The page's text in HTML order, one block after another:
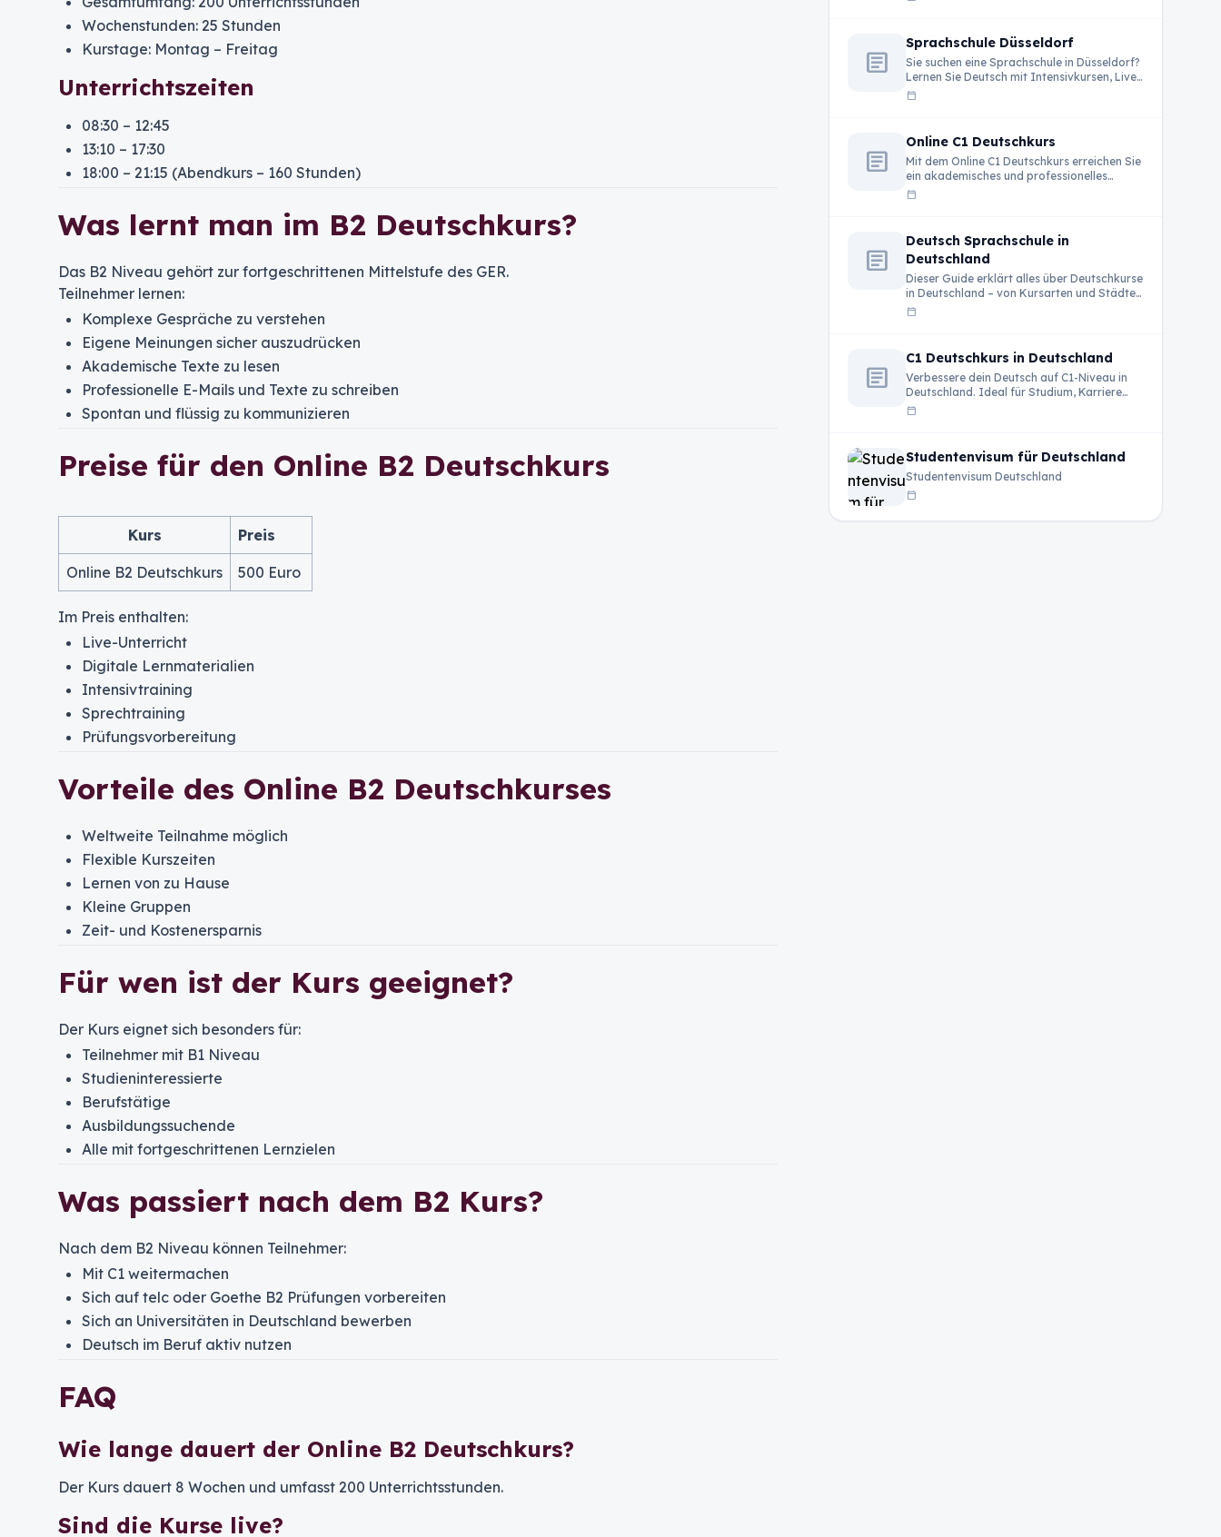
Wochenstunden: 25 Stunden
Kurstage: Montag – Freitag
Unterrichtszeiten
08:30 – 12:45
13:10 – 17:30
18:00 – 21:15 (Abendkurs – 160 Stunden)
Was lernt man im B2 Deutschkurs?
Das B2 Niveau gehört zur fortgeschrittenen Mittelstufe des GER.
Teilnehmer lernen:
Komplexe Gespräche zu verstehen
Eigene Meinungen sicher auszudrücken
Akademische Texte zu lesen
Professionelle E-Mails und Texte zu schreiben
Spontan und flüssig zu kommunizieren
Preise für den Online B2 Deutschkurs
Kurs Preis
Online B2 Deutschkurs 500 Euro
Im Preis enthalten:
Live-Unterricht
Digitale Lernmaterialien
Intensivtraining
Sprechtraining
Prüfungsvorbereitung
Vorteile des Online B2 Deutschkurses
Weltweite Teilnahme möglich
Flexible Kurszeiten
Lernen von zu Hause
Kleine Gruppen
Zeit- und Kostenersparnis
Für wen ist der Kurs geeignet?
Der Kurs eignet sich besonders für:
Teilnehmer mit B1 Niveau
Studieninteressierte
Berufstätige
Ausbildungssuchende
Alle mit fortgeschrittenen Lernzielen
Was passiert nach dem B2 Kurs?
Nach dem B2 Niveau können Teilnehmer:
Mit C1 weitermachen
Sich auf telc oder Goethe B2 Prüfungen vorbereiten
Sich an Universitäten in Deutschland bewerben
Deutsch im Beruf aktiv nutzen
FAQ
Wie lange dauert der Online B2 Deutschkurs?
Der Kurs dauert 8 Wochen und umfasst 200 Unterrichtsstunden.
Sind die Kurse live?
article
Sprachschule Düsseldorf
Sie suchen eine Sprachschule in Düsseldorf?
Lernen Sie Deutsch mit Intensivkursen, Live-
Unterricht und erfahrenen …
calendar_today
article
Online C1 Deutschkurs
Mit dem Online C1 Deutschkurs erreichen Sie
ein akademisches und professionelles
Sprachniveau. Live-Unterricht, erfahrene …
calendar_today
article
Deutsch Sprachschule in
Deutschland
Dieser Guide erklärt alles über Deutschkurse
in Deutschland – von Kursarten und Städten
bis …
calendar_today
article
C1 Deutschkurs in Deutschland
Verbessere dein Deutsch auf C1-Niveau in
Deutschland. Ideal für Studium, Karriere
und professionelle Entwicklung.
calendar_today
Studentenvisum für Deutschland
Studentenvisum Deutschland
calendar_today